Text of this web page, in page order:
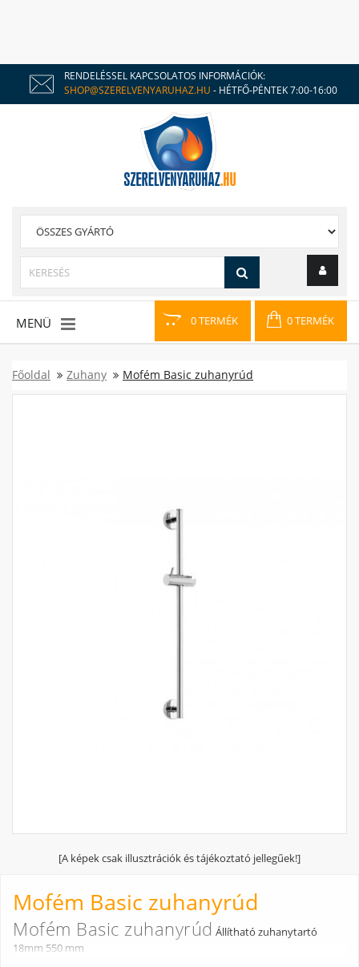
RENDELÉSSEL KAPCSOLATOS INFORMÁCIÓK:
SHOP@SZERELVENYARUHAZ.HU - HÉTFŐ-PÉNTEK 7:00-16:00
0 TERMÉK 0 TERMÉK
MENÜ
Főoldal Zuhany Mofém Basic zuhanyrúd
[A képek csak illusztrációk és tájékoztató jellegűek!]
Mofém Basic zuhanyrúd
Mofém Basic zuhanyrúd Állítható zuhanytartó
18mm 550 mm